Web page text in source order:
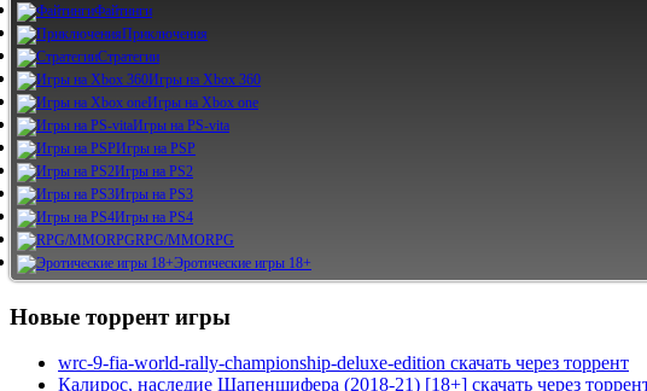
Файтинги
Приключения
Стратегии
Игры на Xbox 360
Игры на Xbox one
Игры на PS-vita
Игры на PSP
Игры на PS2
Игры на PS3
Игры на PS4
RPG/MMORPG
Эротические игры 18+
Новые торрент игры
wrc-9-fia-world-rally-championship-deluxe-edition скачать через торрент
Калирос, наследие Шапеншифера (2018-21) [18+] скачать через